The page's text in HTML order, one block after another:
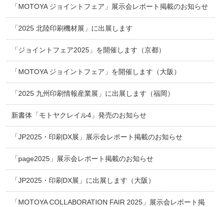
「MOTOYA ジョイントフェア」展示会レポート掲載のお知らせ
「2025 北陸印刷機材展」に出展します
「ジョイントフェア2025」を開催します（京都）
「MOTOYA ジョイントフェア」を開催します（大阪）
「2025 九州印刷情報産業展」に出展します（福岡）
新書体「モトヤクレイル4」発売のお知らせ
「JP2025・印刷DX展」展示会レポート掲載のお知らせ
「page2025」展示会レポート掲載のお知らせ
「JP2025・印刷DX展」に出展します（大阪）
「MOTOYA COLLABORATION FAIR 2025」展示会レポート掲